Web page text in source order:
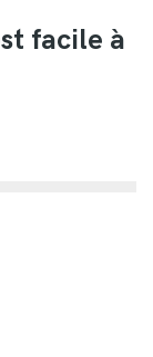
facile à